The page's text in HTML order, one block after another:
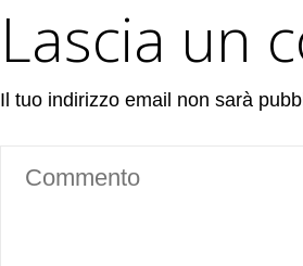
Lascia un
Il tuo indirizzo email non sarà